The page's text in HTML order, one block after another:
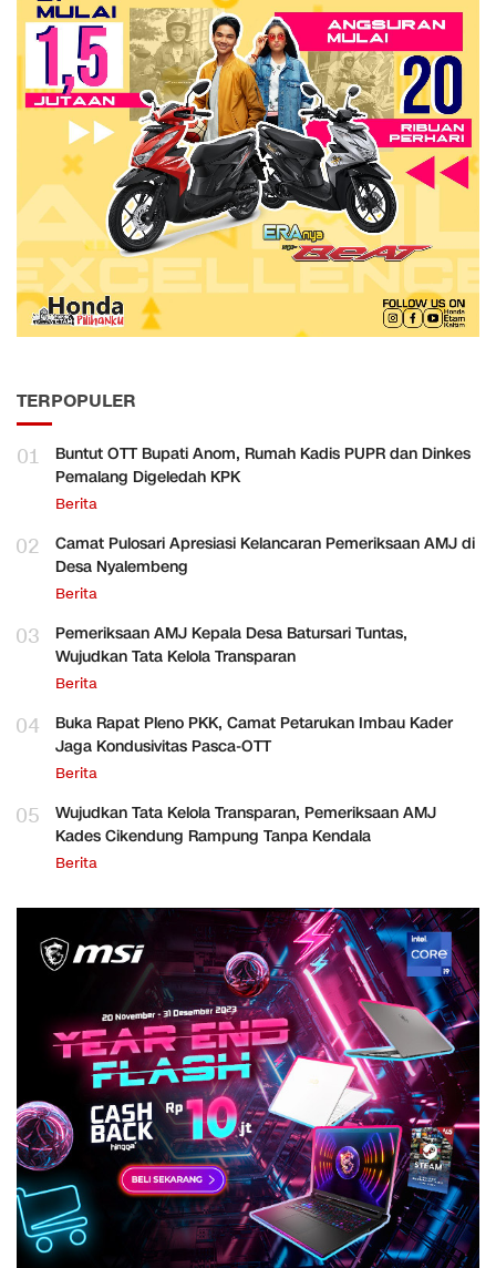
TERPOPULER
01
Buntut OTT Bupati Anom, Rumah Kadis PUPR dan Dinkes
Pemalang Digeledah KPK
Berita
02
Camat Pulosari Apresiasi Kelancaran Pemeriksaan AMJ di
Desa Nyalembeng
Berita
03
Pemeriksaan AMJ Kepala Desa Batursari Tuntas,
Wujudkan Tata Kelola Transparan
Berita
04
Buka Rapat Pleno PKK, Camat Petarukan Imbau Kader
Jaga Kondusivitas Pasca-OTT
Berita
05
Wujudkan Tata Kelola Transparan, Pemeriksaan AMJ
Kades Cikendung Rampung Tanpa Kendala
Berita